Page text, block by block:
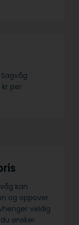
per
kan
og oppover.
veldig
ønsker.